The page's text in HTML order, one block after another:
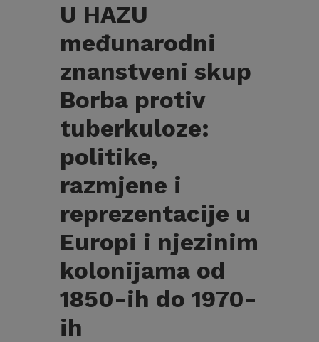
U HAZU
međunarodni
znanstveni skup
Borba protiv
tuberkuloze:
politike,
razmjene i
reprezentacije u
Europi i njezinim
kolonijama od
1850-ih do 1970-
ih